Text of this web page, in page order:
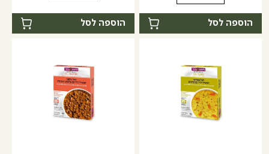
של
אטריות
עם
שועל
וסלק
אדום
אורגני
ללא
הוספה לסל
אטריות
ותרד
אורגני
ללא
גלוטן
הוספה לסל